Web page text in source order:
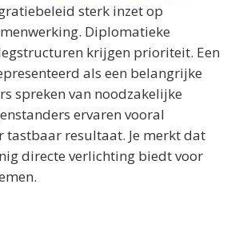
sterk inzet op
Diplomatieke
krijgen prioriteit. Een
als een belangrijke
spreken van noodzakelijke
ervaren vooral
tastbaar resultaat. Je merkt dat
directe verlichting biedt voor